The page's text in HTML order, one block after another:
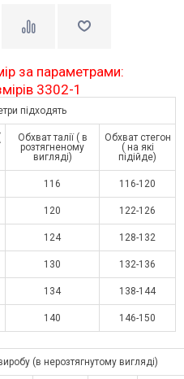
за параметрами:
3302-1
підходять
Обхват талії ( в
розтягненому
вигляді)
Обхват стегон
( на які
підійде)
116 116-120
120 122-126
124 128-132
130 132-136
134 138-144
140 146-150
(в нерозтягнутому вигляді)